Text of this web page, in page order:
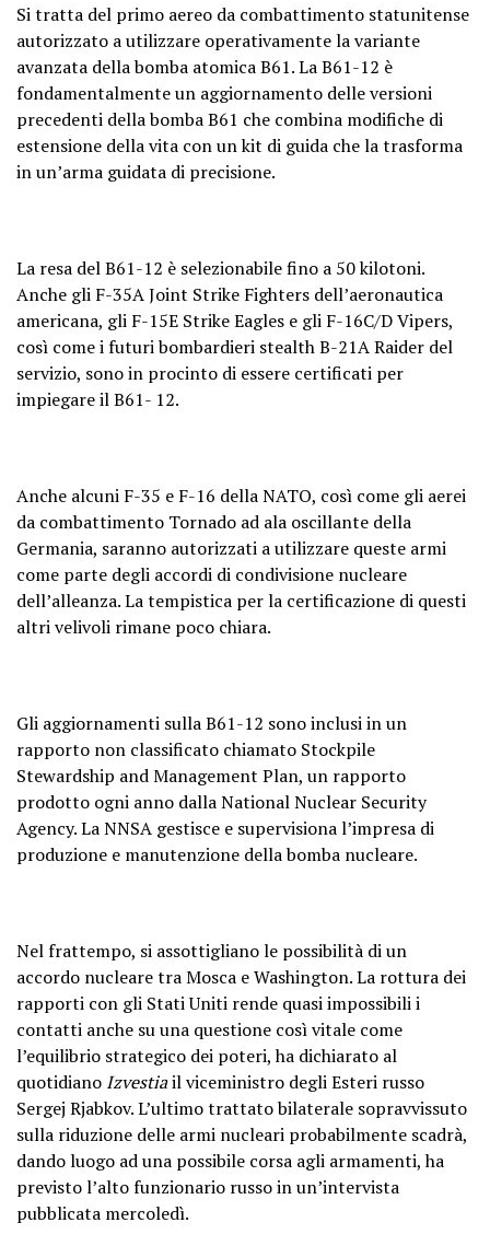
Si tratta del primo aereo da combattimento statunitense
autorizzato a utilizzare operativamente la variante
avanzata della bomba atomica B61. La B61-12 è
fondamentalmente un aggiornamento delle versioni
precedenti della bomba B61 che combina modifiche di
estensione della vita con un kit di guida che la trasforma
in un’arma guidata di precisione.
La resa del B61-12 è selezionabile fino a 50 kilotoni.
Anche gli F-35A Joint Strike Fighters dell’aeronautica
americana, gli F-15E Strike Eagles e gli F-16C/D Vipers,
così come i futuri bombardieri stealth B-21A Raider del
servizio, sono in procinto di essere certificati per
impiegare il B61- 12.
Anche alcuni F-35 e F-16 della NATO, così come gli aerei
da combattimento Tornado ad ala oscillante della
Germania, saranno autorizzati a utilizzare queste armi
come parte degli accordi di condivisione nucleare
dell’alleanza. La tempistica per la certificazione di questi
altri velivoli rimane poco chiara.
Gli aggiornamenti sulla B61-12 sono inclusi in un
rapporto non classificato chiamato Stockpile
Stewardship and Management Plan, un rapporto
prodotto ogni anno dalla National Nuclear Security
Agency. La NNSA gestisce e supervisiona l’impresa di
produzione e manutenzione della bomba nucleare.
Nel frattempo, si assottigliano le possibilità di un
accordo nucleare tra Mosca e Washington. La rottura dei
rapporti con gli Stati Uniti rende quasi impossibili i
contatti anche su una questione così vitale come
l’equilibrio strategico dei poteri, ha dichiarato al
quotidiano Izvestiail viceministro degli Esteri russo
Sergej Rjabkov. L’ultimo trattato bilaterale sopravvissuto
sulla riduzione delle armi nucleari probabilmente scadrà,
dando luogo ad una possibile corsa agli armamenti, ha
previsto l’alto funzionario russo in un’intervista
pubblicata mercoledì.